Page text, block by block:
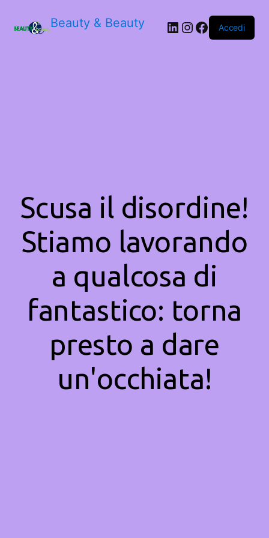
Beauty & Beauty LinkedIn
Instagram
Facebook
Accedi
Scusa il disordine!
Stiamo lavorando
a qualcosa di
fantastico: torna
presto a dare
un'occhiata!